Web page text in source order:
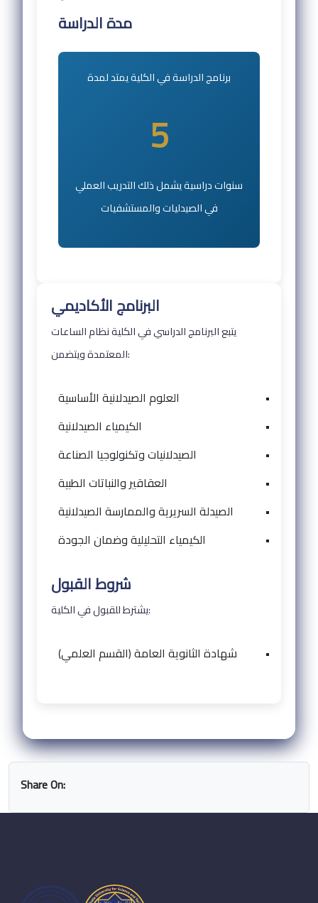
مدة الدراسة
برنامج الدراسة في الكلية يمتد لمدة
5
سنوات دراسية يشمل ذلك التدريب العملي
في الصيدليات والمستشفيات
البرنامج الأكاديمي
يتبع البرنامج الدراسي في الكلية نظام الساعات
المعتمدة ويتضمن:
•
العلوم الصيدلانية الأساسية
•
الكيمياء الصيدلانية
•
الصيدلانيات وتكنولوجيا الصناعة
•
العقاقير والنباتات الطبية
•
الصيدلة السريرية والممارسة الصيدلانية
•
الكيمياء التحليلية وضمان الجودة
شروط القبول
يشترط للقبول في الكلية:
• شهادة الثانوية العامة (القسم العلمي)
Share On: